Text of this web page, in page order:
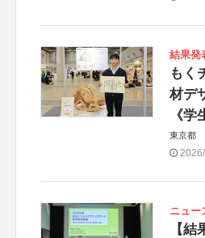
結果発
もく
材デ
《学
東京都
ニュー
【